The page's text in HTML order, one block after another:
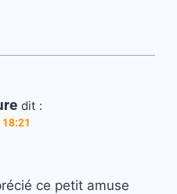
dit :
ce petit amuse